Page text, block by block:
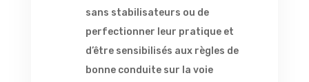
sans stabilisateurs ou de
perfectionner leur pratique et
d’être sensibilisés aux règles de
bonne conduite sur la voie